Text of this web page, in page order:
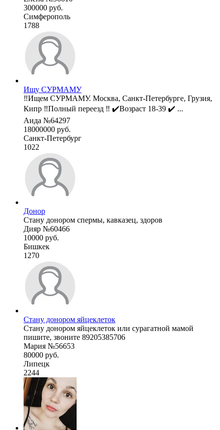
300000 руб.
Симферополь
1788
Ищу СУРМАМУ
‼️Ищем СУРМАМУ. Москва, Санкт-Петербурге, Грузия,
Кипр ‼️Полный переезд ‼️ ✔️Возраст 18-39 ✔️ ...
Аида №64297
18000000 руб.
Санкт-Петербург
1022
Донор
Стану донором спермы, кавказец, здоров
Дияр №60466
10000 руб.
Бишкек
1270
Стану донором яйцеклеток
Стану донором яйцеклеток или сурагатной мамой
пишите, звоните 89205385706
Мария №56653
80000 руб.
Липецк
2244